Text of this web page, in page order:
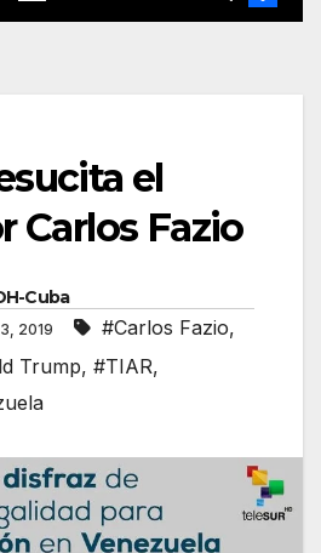
el
Carlos Fazio
Cuba
2019 #Carlos Fazio,
Trump, #TIAR,